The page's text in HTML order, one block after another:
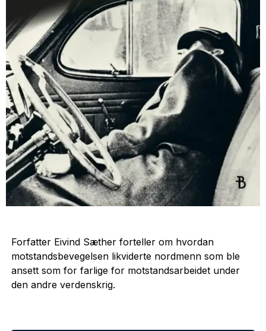
Forfatter Eivind Sæther forteller om hvordan
motstandsbevegelsen likviderte nordmenn som ble
ansett som for farlige for motstandsarbeidet under
den andre verdenskrig.